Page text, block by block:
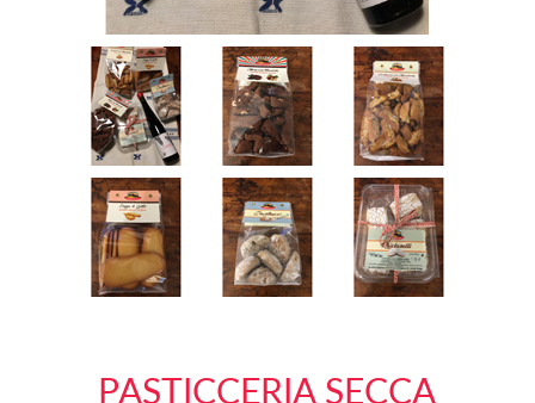
PASTICCERIA SECCA